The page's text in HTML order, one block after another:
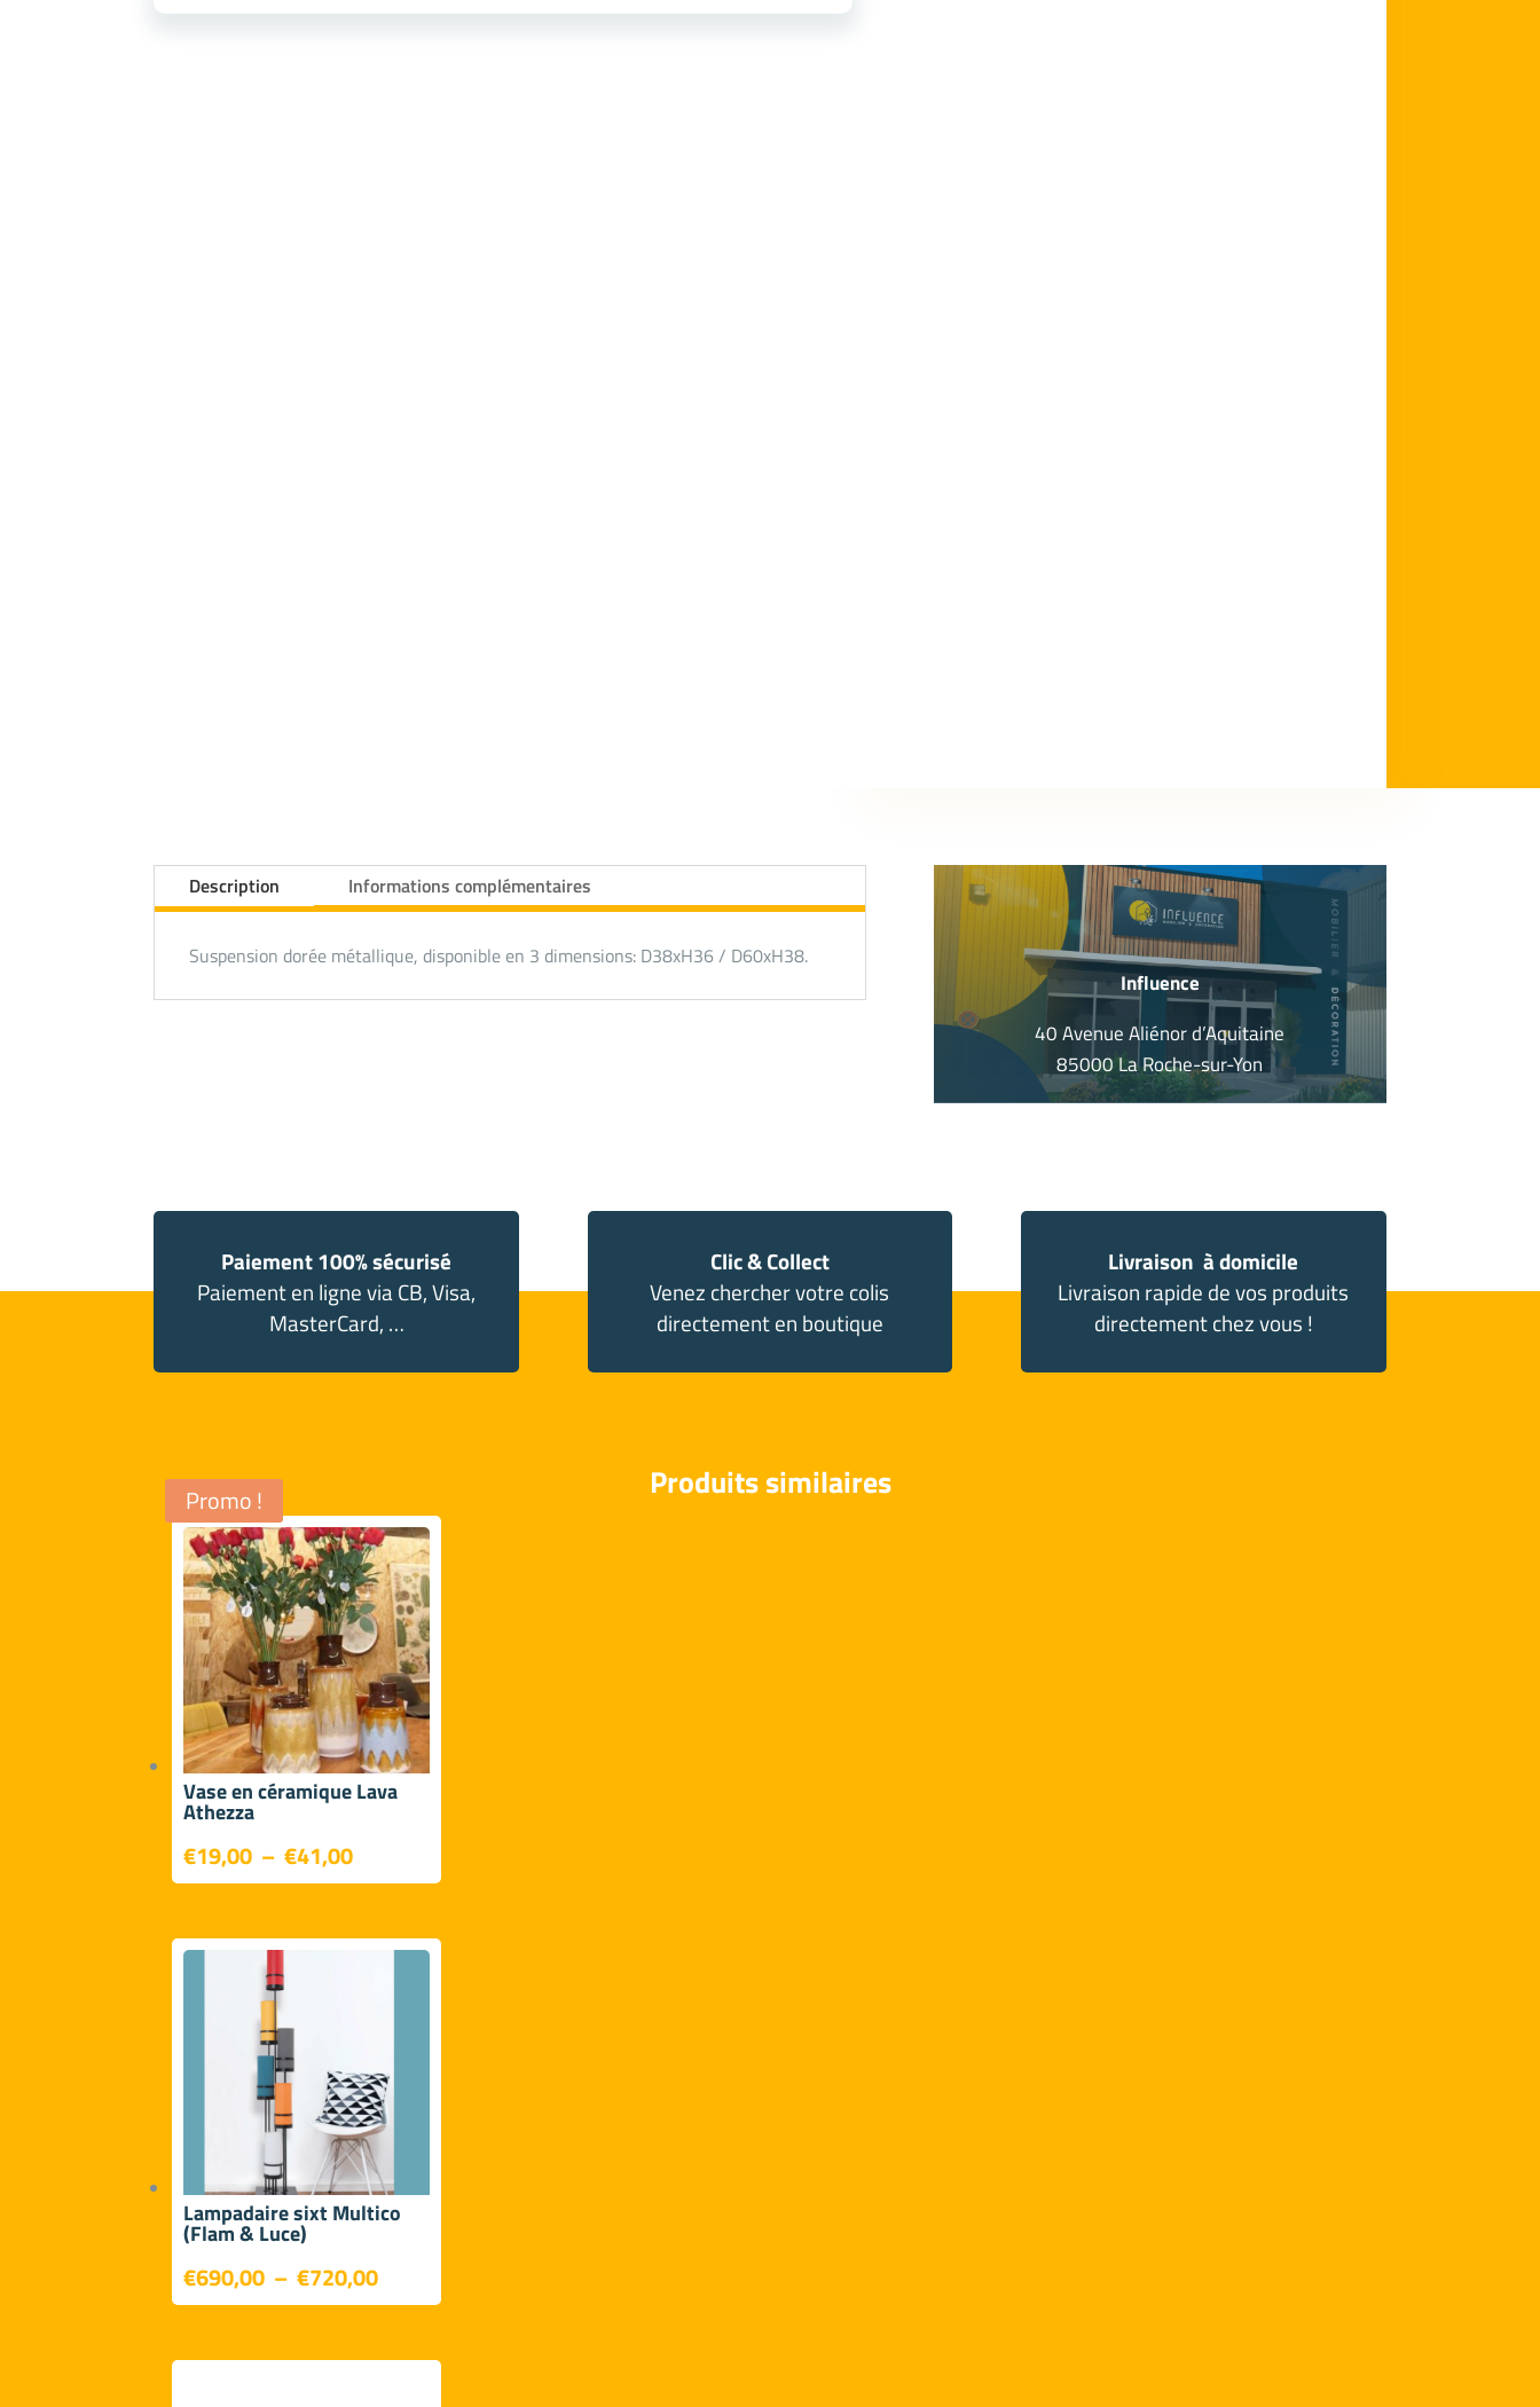
Description Informations complémentaires
Suspension dorée métallique, disponible en 3 dimensions: D38xH36 / D60xH38.
Influence
40 Avenue Aliénor d’Aquitaine
85000 La Roche-sur-Yon
Paiement 100% sécurisé
Paiement en ligne via CB, Visa,
MasterCard, …
Clic & Collect
Venez chercher votre colis
directement en boutique
Livraison à domicile
Livraison rapide de vos produits
directement chez vous !
Produits similaires
Vase en céramique Lava
Athezza
€19,00 – €41,00Plage
de
€19,00
Promo !
Lampadaire sixt Multico
(Flam & Luce)
€690,00 – €720,00Plage
de
€690,00